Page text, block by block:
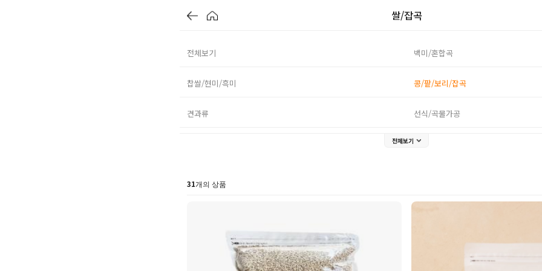
쌀/잡곡
전체보기 백미/혼합곡
찹쌀/현미/흑미 콩/팥/보리/잡곡
견과류 선식/곡물가공
전체보기
31개의 상품